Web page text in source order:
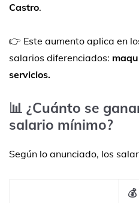
Castro.
👉 Este aumento aplica en
salarios diferenciados:
servicios.
📊 ¿Cuánto se
salario mínimo?
Según lo anunciado, los